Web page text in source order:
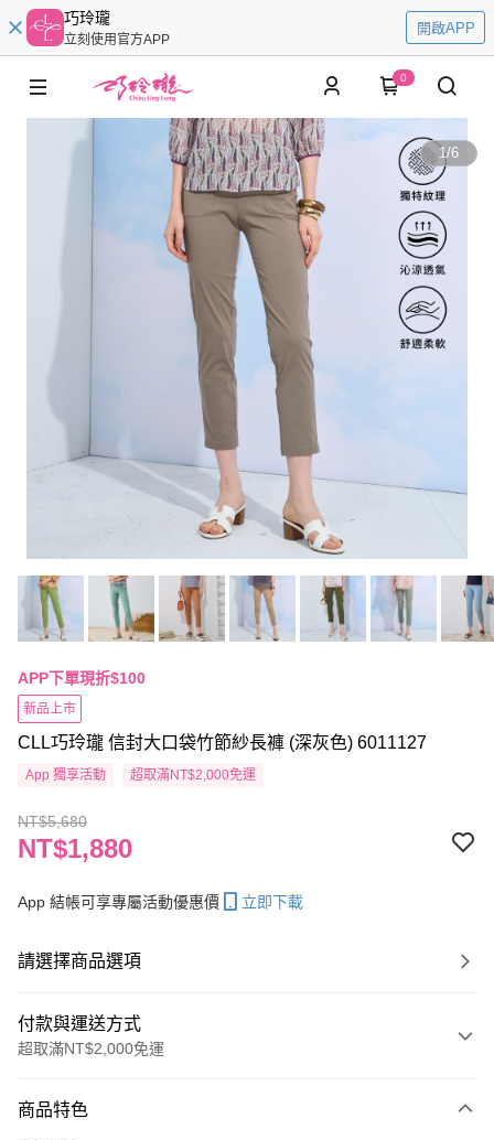
巧玲瓏
立刻使用官方APP
開啟APP
0
1/6
APP下單現折$100
新品上市
CLL巧玲瓏 信封大口袋竹節紗長褲 (深灰色) 6011127
App 獨享活動 超取滿NT$2,000免運
NT$5,680
NT$1,880
App 結帳可享專屬活動優惠價 立即下載
請選擇商品選項
付款與運送方式
超取滿NT$2,000免運
信用卡一次付款
商品特色